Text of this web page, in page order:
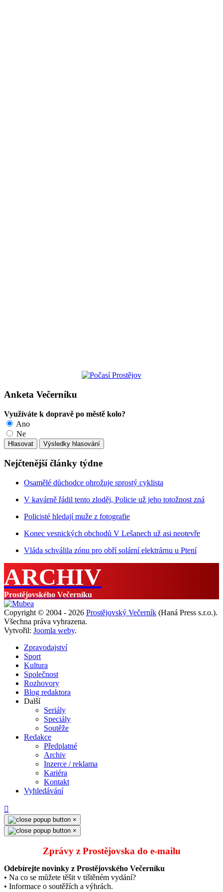
Anketa Večerníku
Využíváte k dopravě po městě kolo?
Ano
Ne
Nejčtenější články týdne
Osamělé důchodce ohrožuje sprostý cyklista
V kavárně řádil tento zloděj, Policie už jeho totožnost zná
Policisté hledají muže z fotografie
Konec vesnických obchodů V Lešanech už asi neotevře
Vláda schválila zónu pro obří solární elektrárnu u Ptení
ARCHIV
Prostějovského Večerníku
Copyright © 2004 - 2026 Prostějovský Večerník (Haná Press s.r.o.).
Všechna práva vyhrazena.
Vytvořil: Joomla weby.
Zpravodajství
Sport
Kultura
Společnost
Rozhovory
Blog redaktora
Další
Seriály
Speciály
Soutěže
Redakce
Předplatné
Archiv
Inzerce / reklama
Kariéra
Kontakt
Vyhledávání
×
×
Zprávy z Prostějovska do e‑mailu
Odebírejte novinky z Prostějovského Večerníku
• Na co se můžete těšit v tištěném vydání?
• Informace o soutěžích a výhrách.